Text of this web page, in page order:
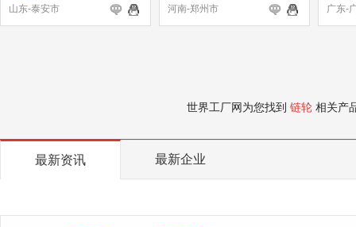
山东-泰安市
河南-郑州市
广东-
世界工厂网为您找到 链轮 相关产
最新资讯 最新企业